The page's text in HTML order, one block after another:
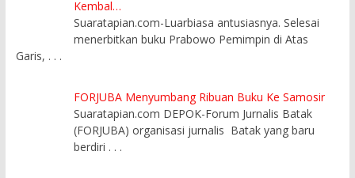
Kembal…
Suaratapian.com-Luarbiasa antusiasnya. Selesai
menerbitkan buku Prabowo Pemimpin di Atas
Garis, . . .
FORJUBA Menyumbang Ribuan Buku Ke Samosir
Suaratapian.com DEPOK-Forum Jurnalis Batak
(FORJUBA) organisasi jurnalis Batak yang baru
berdiri . . .